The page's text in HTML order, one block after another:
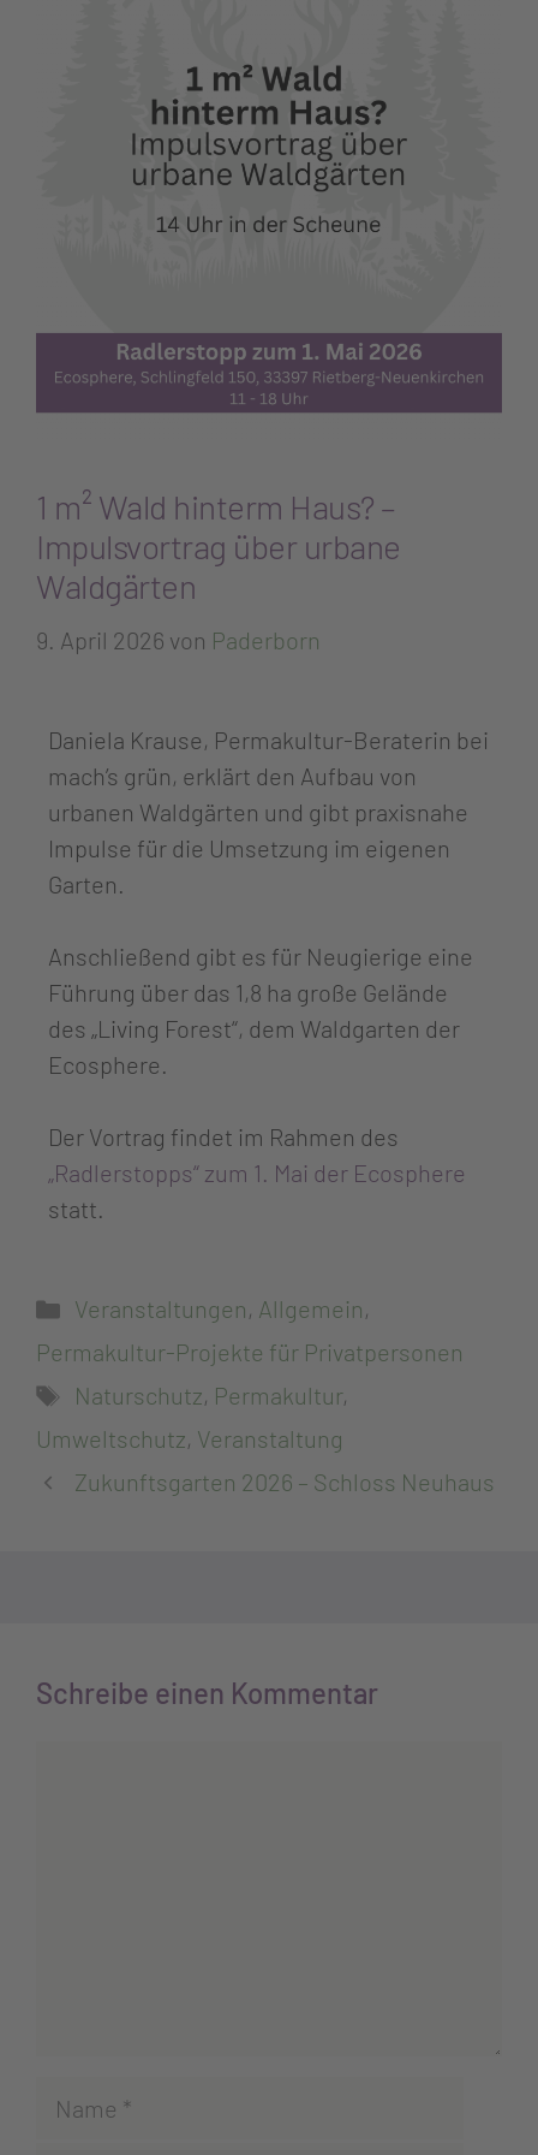
1 m² Wald hinterm Haus? –
Impulsvortrag über urbane
Waldgärten
9. April 2026 von Paderborn
Daniela Krause, Permakultur-Beraterin bei
mach’s grün, erklärt den Aufbau von
urbanen Waldgärten und gibt praxisnahe
Impulse für die Umsetzung im eigenen
Garten.
Anschließend gibt es für Neugierige eine
Führung über das 1,8 ha große Gelände
des „Living Forest“, dem Waldgarten der
Ecosphere.
Der Vortrag findet im Rahmen des
„Radlerstopps“ zum 1. Mai der Ecosphere
statt.
Veranstaltungen, Allgemein,
Permakultur-Projekte für Privatpersonen
Naturschutz, Permakultur,
Umweltschutz, Veranstaltung
Zukunftsgarten 2026 – Schloss Neuhaus
Schreibe einen Kommentar